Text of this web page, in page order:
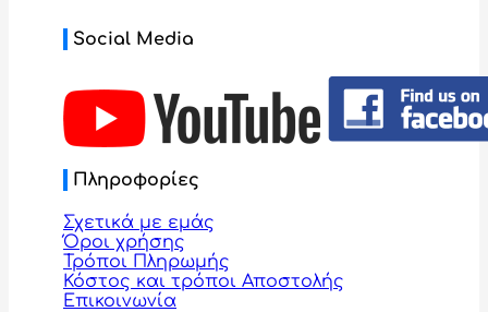
Social Media
Πληροφορίες
Σχετικά με εμάς
Όροι χρήσης
Τρόποι Πληρωμής
Κόστος και τρόποι Αποστολής
Επικοινωνία